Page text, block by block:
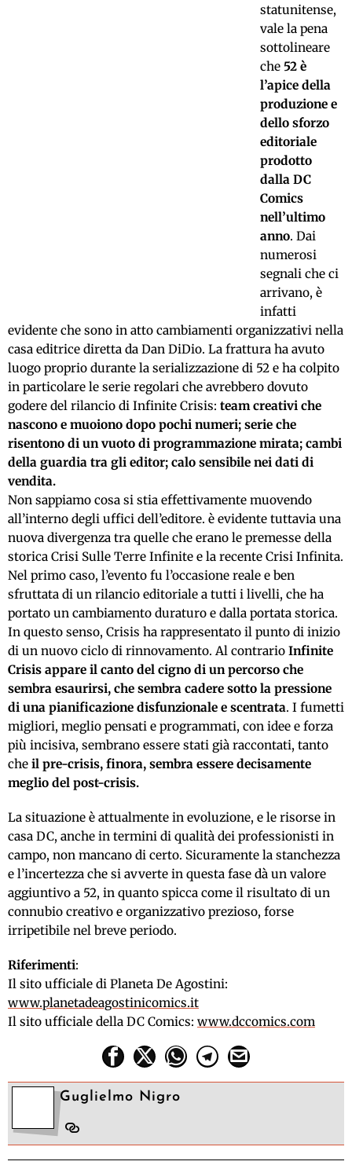
statunitense,
vale la pena
sottolineare
che 52 è
l’apice della
produzione e
dello sforzo
editoriale
prodotto
dalla DC
Comics
nell’ultimo
anno. Dai
numerosi
segnali che ci
arrivano, è
infatti
evidente che sono in atto cambiamenti organizzativi nella
casa editrice diretta da Dan DiDio. La frattura ha avuto
luogo proprio durante la serializzazione di 52 e ha colpito
in particolare le serie regolari che avrebbero dovuto
godere del rilancio di Infinite Crisis: team creativi che
nascono e muoiono dopo pochi numeri; serie che
risentono di un vuoto di programmazione mirata; cambi
della guardia tra gli editor; calo sensibile nei dati di
vendita.
Non sappiamo cosa si stia effettivamente muovendo
all’interno degli uffici dell’editore. è evidente tuttavia una
nuova divergenza tra quelle che erano le premesse della
storica Crisi Sulle Terre Infinite e la recente Crisi Infinita.
Nel primo caso, l’evento fu l’occasione reale e ben
sfruttata di un rilancio editoriale a tutti i livelli, che ha
portato un cambiamento duraturo e dalla portata storica.
In questo senso, Crisis ha rappresentato il punto di inizio
di un nuovo ciclo di rinnovamento. Al contrario Infinite
Crisis appare il canto del cigno di un percorso che
sembra esaurirsi, che sembra cadere sotto la pressione
di una pianificazione disfunzionale e scentrata. I fumetti
migliori, meglio pensati e programmati, con idee e forza
più incisiva, sembrano essere stati già raccontati, tanto
che il pre-crisis, finora, sembra essere decisamente
meglio del post-crisis.
La situazione è attualmente in evoluzione, e le risorse in
casa DC, anche in termini di qualità dei professionisti in
campo, non mancano di certo. Sicuramente la stanchezza
e l’incertezza che si avverte in questa fase dà un valore
aggiuntivo a 52, in quanto spicca come il risultato di un
connubio creativo e organizzativo prezioso, forse
irripetibile nel breve periodo.
Riferimenti:
Il sito ufficiale di Planeta De Agostini:
www.planetadeagostinicomics.it
Il sito ufficiale della DC Comics: www.dccomics.com
Guglielmo Nigro